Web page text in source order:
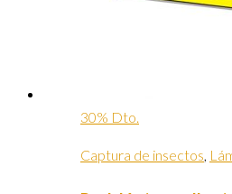
30% Dto.
Captura de insectos,